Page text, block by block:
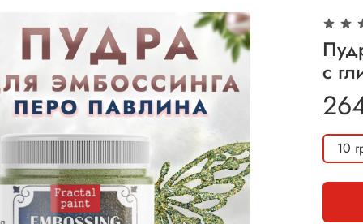
с
10